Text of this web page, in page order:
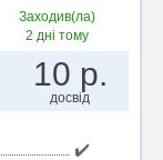
Заходив(ла)
2 дні тому
10 р.
досвід
✔️